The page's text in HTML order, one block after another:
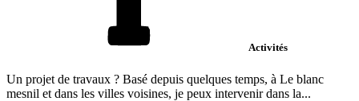
Activités
Un projet de travaux ? Basé depuis quelques temps, à Le blanc
mesnil et dans les villes voisines, je peux intervenir dans la...